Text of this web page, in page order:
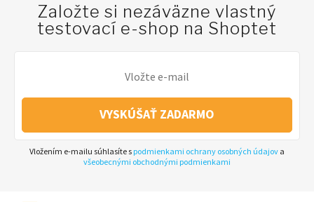
Založte si nezáväzne vlastný
testovací e-shop na Shoptet
VYSKÚŠAŤ ZADARMO
Vložením e-mailu súhlasíte s podmienkami ochrany osobných údajov a
všeobecnými obchodnými podmienkami